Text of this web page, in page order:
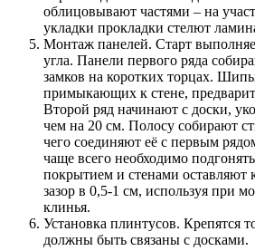
облицовывают частями – на
укладки прокладки стелют
Монтаж панелей. Старт
угла. Панели первого ряда
замков на коротких торцах.
примыкающих к стене,
Второй ряд начинают с доски,
чем на 20 см. Полосу собирают
чего соединяют её с первым
чаще всего необходимо
покрытием и стенами оставляют
зазор в 0,5-1 см, используя при
клинья.
Установка плинтусов. Крепятся
должны быть связаны с досками.